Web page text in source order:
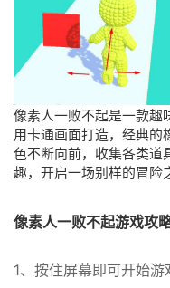
像素人一败不起是一款趣
用卡通画面打造，经典的
色不断向前，收集各类道
趣，开启一场别样的冒险
像素人一败不起游戏攻
1、按住屏幕即可开始